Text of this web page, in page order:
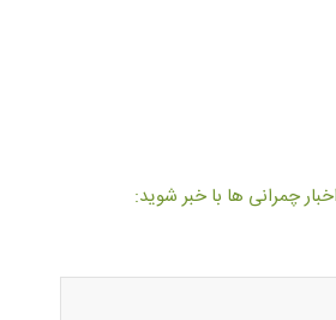
چمرانی ها با خبر شوید: